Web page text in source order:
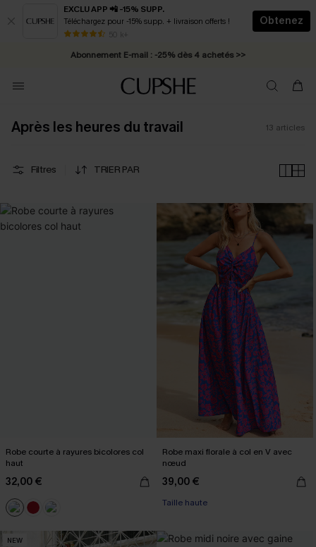
EXCLU APP 📲 -15% SUPP.
Téléchargez pour -15% supp. + livraison offerts !
50 k+
Obtenez
* Livraison éclair 2-3 jours ouvrés >>
Abonnement E-mail : -25% dès 4 achetés >>
Après les heures du travail 13 articles
Filtres TRIER PAR
Robe courte à rayures bicolores col
haut
32,00 €
Robe maxi florale à col en V avec
nœud
39,00 €
Taille haute
NEW